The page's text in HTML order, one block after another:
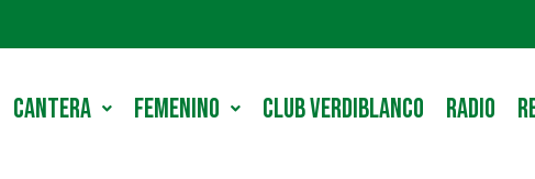
CANTERA FEMENINO CLUB VERDIBLANCO RADIO